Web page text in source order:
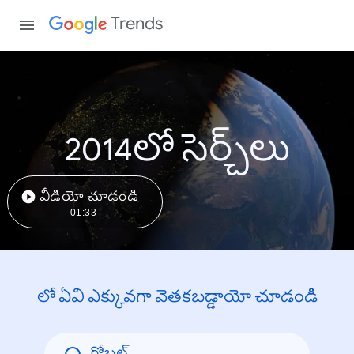
Trends
2014లో సెర్చ్‌లు
వీడియో చూడండి
01:33
లో ఏవి ఎక్కువగా వెతకబడ్డాయో చూడండి